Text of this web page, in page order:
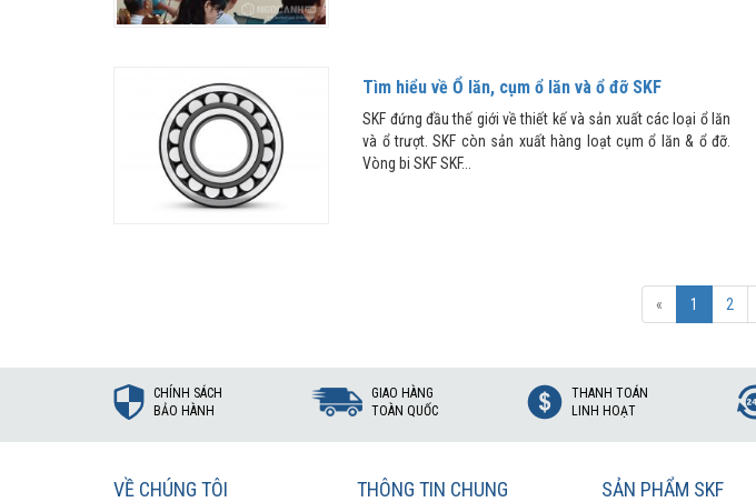
Tìm hiểu về Ổ lăn, cụm ổ lăn và ổ đỡ SKF
SKF đứng đầu thế giới về thiết kế và sản xuất các loại ổ lăn
và ổ trượt. SKF còn sản xuất hàng loạt cụm ổ lăn & ổ đỡ.
Vòng bi SKF SKF...
« 1 2
CHÍNH SÁCH
BẢO HÀNH
GIAO HÀNG
TOÀN QUỐC
THANH TOÁN
LINH HOẠT
VỀ CHÚNG TÔI THÔNG TIN CHUNG SẢN PHẨM SKF